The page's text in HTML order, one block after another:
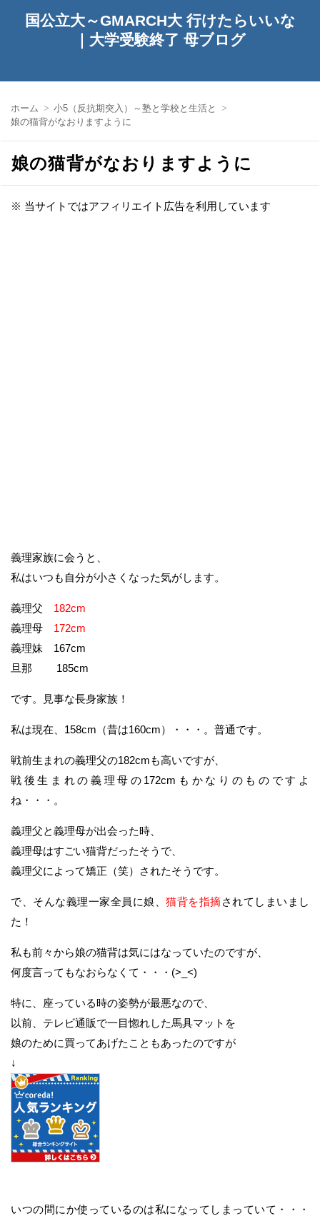
国公立大～GMARCH大 行けたらいいな
｜大学受験終了 母ブログ
ホーム
小5（反抗期突入）～塾と学校と生活と
娘の猫背がなおりますように
娘の猫背がなおりますように
※ 当サイトではアフィリエイト広告を利用しています
義理家族に会うと、
私はいつも自分が小さくなった気がします。
義理父 182cm
義理母 172cm
義理妹 167cm
旦那 185cm
です。見事な長身家族！
私は現在、158cm（昔は160cm）・・・。普通です。
戦前生まれの義理父の182cmも高いですが、
戦後生まれの義理母の172cmもかなりのものですよ
ね・・・。
義理父と義理母が出会った時、
義理母はすごい猫背だったそうで、
義理父によって矯正（笑）されたそうです。
で、そんな義理一家全員に娘、 猫背を指摘されてしまいまし
た！
私も前々から娘の猫背は気にはなっていたのですが、
何度言ってもなおらなくて・・・(>_<)
特に、座っている時の姿勢が最悪なので、
以前、テレビ通販で一目惚れした馬具マットを
娘のために買ってあげたこともあったのですが
↓
いつの間にか使っているのは私になってしまっていて・・・